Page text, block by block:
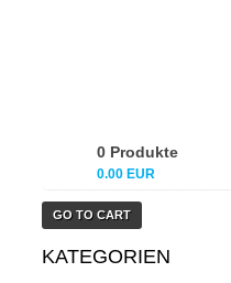
0 Produkte
0.00 EUR
GO TO CART
KATEGORIEN